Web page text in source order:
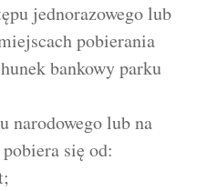
jednorazowego lub
pobierania
bankowy parku
narodowego lub na
się od: